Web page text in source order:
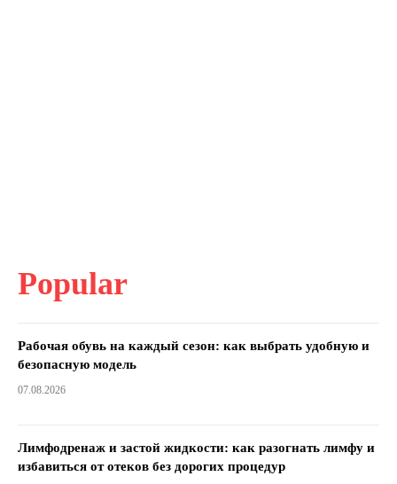
Popular
Рабочая обувь на каждый сезон: как выбрать удобную и
безопасную модель
07.08.2026
Лимфодренаж и застой жидкости: как разогнать лимфу и
избавиться от отеков без дорогих процедур